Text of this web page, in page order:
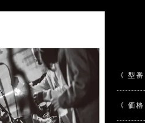
《 型
《 価